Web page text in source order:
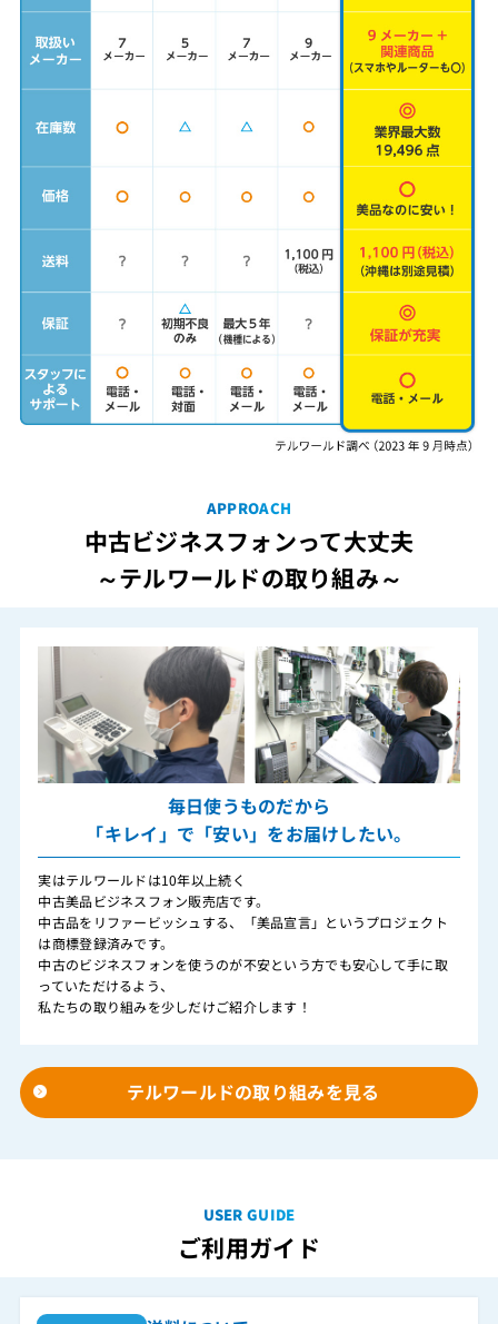
APPROACH
中古ビジネスフォンって大丈夫
～テルワールドの取り組み～
毎日使うものだから
「キレイ」で「安い」をお届けしたい。
実はテルワールドは10年以上続く
中古美品ビジネスフォン販売店です。
中古品をリファービッシュする、「美品宣言」というプロジェクト
は商標登録済みです。
中古のビジネスフォンを使うのが不安という方でも安心して手に取
っていただけるよう、
私たちの取り組みを少しだけご紹介します！
テルワールドの取り組みを見る
USER GUIDE
ご利用ガイド